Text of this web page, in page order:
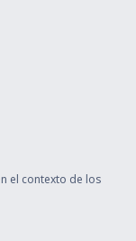
el contexto de los